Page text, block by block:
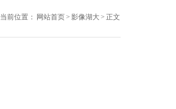
当前位置： 网站首页> 影像湖大> 正文